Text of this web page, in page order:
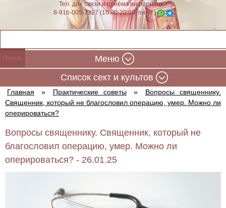
Тел. для связи и приёма информации
8-916-005-7397 (10:00-20:00, пн-пт)
Меню
Cписок сект и культов
Главная » Практические советы »
Вопросы священнику.
Священник, который не благословил операцию, умер. Можно ли
оперироваться?
Вопросы священнику. Священник, который не
благословил операцию, умер. Можно ли
оперироваться? - 26.01.25